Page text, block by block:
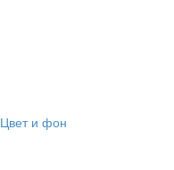
Цвет и фон